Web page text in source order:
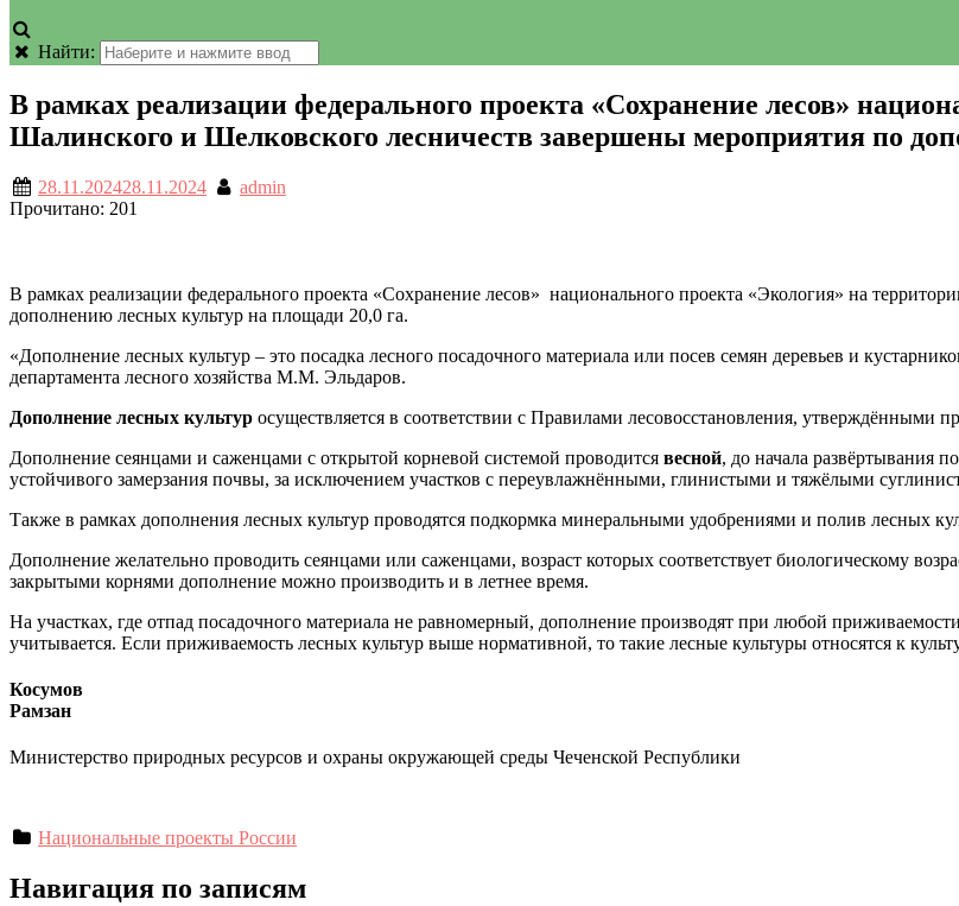
Найти:
В рамках реализации федерального проекта «Сохранение лесов»
Шалинского и Шелковского лесничеств завершены мероприятия по
28.11.202428.11.2024
admin
Прочитано: 201
В рамках реализации федерального проекта «Сохранение лесов» национального проекта «Экология» на
дополнению лесных культур на площади 20,0 га.
«Дополнение лесных культур – это посадка лесного посадочного материала или посев семян деревьев и
департамента лесного хозяйства М.М. Эльдаров.
Дополнение лесных культур осуществляется в соответствии с Правилами лесовосстановления,
Дополнение сеянцами и саженцами с открытой корневой системой проводится весной, до начала развёртывания
устойчивого замерзания почвы, за исключением участков с переувлажнёнными, глинистыми и тяжёлыми
Также в рамках дополнения лесных культур проводятся подкормка минеральными удобрениями и полив лесных
Дополнение желательно проводить сеянцами или саженцами, возраст которых соответствует биологическому
закрытыми корнями дополнение можно производить и в летнее время.
На участках, где отпад посадочного материала не равномерный, дополнение производят при любой
учитывается. Если приживаемость лесных культур выше нормативной, то такие лесные культуры относятся к
Косумов
Рамзан
Министерство природных ресурсов и охраны окружающей среды Чеченской Республики
Национальные проекты России
Навигация по записям